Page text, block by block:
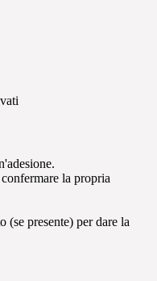
la propria
(se presente) per dare la